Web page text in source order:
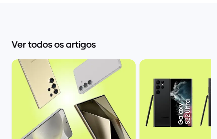
Ver todos os artigos